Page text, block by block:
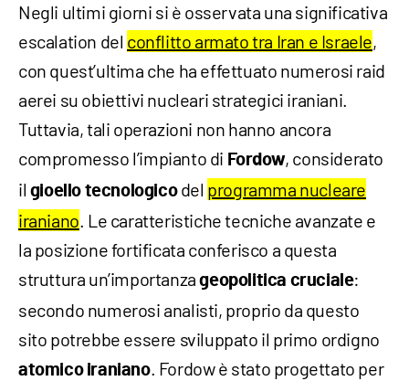
Negli ultimi giorni si è osservata una significativa
escalation del conflitto armato tra Iran e Israele,
con quest’ultima che ha effettuato numerosi raid
aerei su obiettivi nucleari strategici iraniani.
Tuttavia, tali operazioni non hanno ancora
compromesso l’impianto di Fordow, considerato
il gioello tecnologicodel programma nucleare
iraniano. Le caratteristiche tecniche avanzate e
la posizione fortificata conferisco a questa
struttura un’importanzageopolitica cruciale:
secondo numerosi analisti, proprio da questo
sito potrebbe essere sviluppato il primo ordigno
atomico iraniano. Fordow è stato progettato per